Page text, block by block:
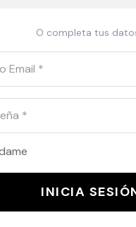
O completa tus
*
*
INICIA